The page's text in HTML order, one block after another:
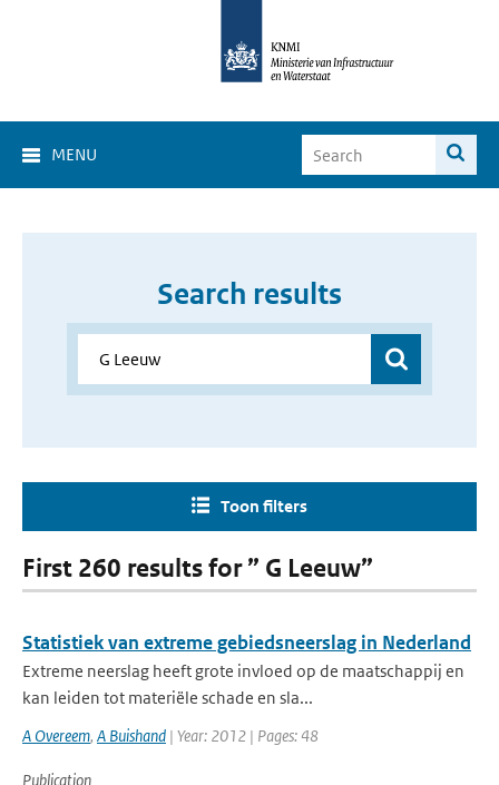
MENU
Search results
Toon filters
First 260 results for ” G Leeuw”
Statistiek van extreme gebiedsneerslag in Nederland
Extreme neerslag heeft grote invloed op de maatschappij en
kan leiden tot materiële schade en sla...
A Overeem, A Buishand | Year: 2012 | Pages: 48
Publication